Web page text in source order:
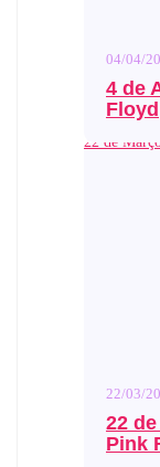
04/04/
4 de
Floyd
22 de
22/03/
22
Pink